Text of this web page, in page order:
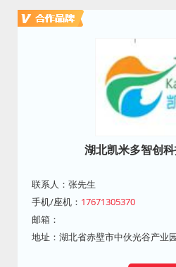
湖北凯米多智创
联系人：张先生
手机/座机： 17671305370
邮箱：
地址：湖北省赤壁市中伙光谷产业